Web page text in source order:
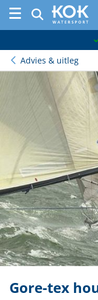
Advies & uitleg
Gore-tex